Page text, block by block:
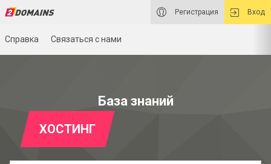
Регистрация Вход
Справка Связаться с нами
База знаний
ХОСТИНГ